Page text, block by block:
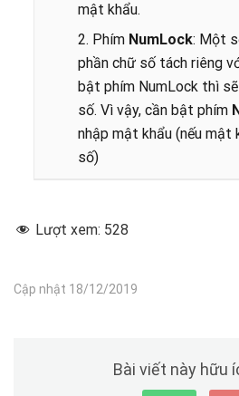
mật khẩu.
2. Phím NumLock: Một
phần chữ số tách riêng
bật phím NumLock thì
số. Vì vậy, cần bật phím
nhập mật khẩu (nếu mật
số)
Lượt xem: 528
Cập nhật 18/12/2019
Bài viết này hữu